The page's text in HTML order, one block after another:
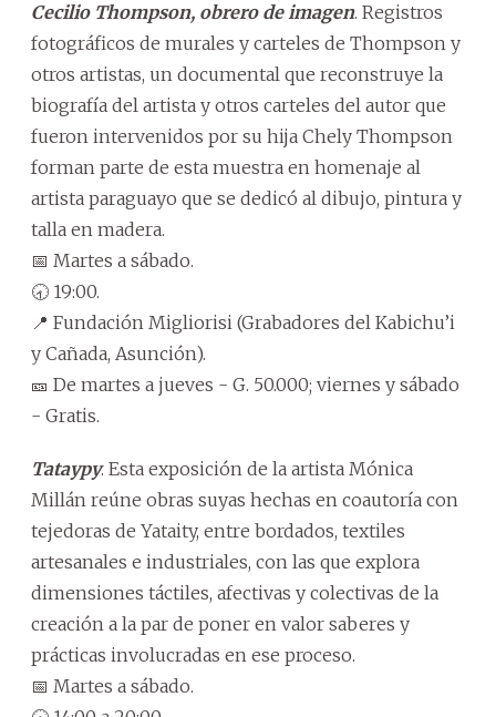
Cecilio Thompson, obrero de imagen. Registros
fotográficos de murales y carteles de Thompson y
otros artistas, un documental que reconstruye la
biografía del artista y otros carteles del autor que
fueron intervenidos por su hija Chely Thompson
forman parte de esta muestra en homenaje al
artista paraguayo que se dedicó al dibujo, pintura y
talla en madera.
📅 Martes a sábado.
🕣 19:00.
📍 Fundación Migliorisi (Grabadores del Kabichu’i
y Cañada, Asunción).
🎫 De martes a jueves - G. 50.000; viernes y sábado
- Gratis.
Tataypy. Esta exposición de la artista Mónica
Millán reúne obras suyas hechas en coautoría con
tejedoras de Yataity, entre bordados, textiles
artesanales e industriales, con las que explora
dimensiones táctiles, afectivas y colectivas de la
creación a la par de poner en valor saberes y
prácticas involucradas en ese proceso.
📅 Martes a sábado.